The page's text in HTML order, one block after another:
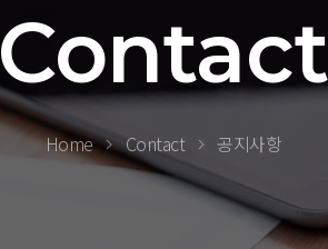
Contact
Home Contact 공지사항